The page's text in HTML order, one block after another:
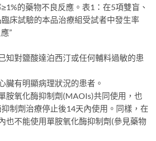
的藥物不良反應。表1：在5項雙盲、
床試驗的本品治療組受試者中發生率
”
知對鹽酸達泊西汀或任何輔料過敏的患
臟有明顯病理狀況的患者。
胺氧化酶抑制劑(MAOIs)共同使用，也
制劑治療停止後14天內使用。同樣，在
也不能使用單胺氧化酶抑制劑(參見藥物